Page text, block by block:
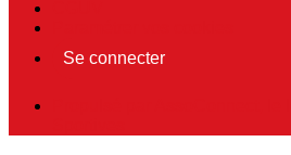
Se connecter